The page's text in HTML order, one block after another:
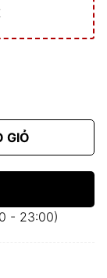
GIỎ
- 23:00)